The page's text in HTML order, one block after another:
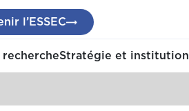
l’ESSEC
Stratégie et institution